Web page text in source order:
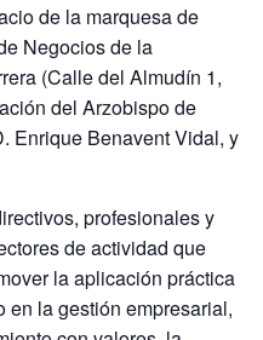
de la marquesa de
Negocios de la
(Calle del Almudín 1,
del Arzobispo de
Enrique Benavent Vidal, y
profesionales y
de actividad que
la aplicación práctica
la gestión empresarial,